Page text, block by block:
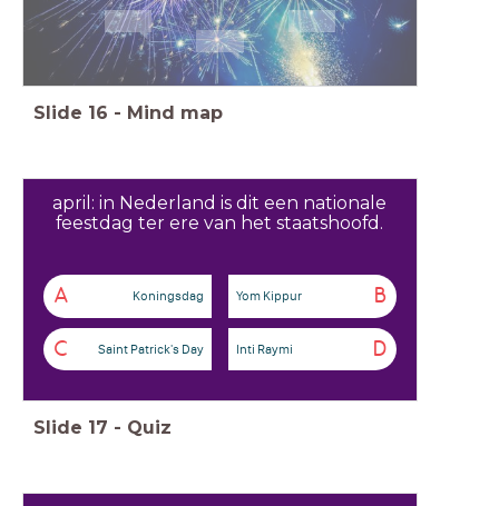
Slide 16 - Mind map
april: in Nederland is dit een nationale
feestdag ter ere van het staatshoofd.
A Koningsdag B
Yom Kippur
C Saint Patrick's Day D
Inti Raymi
Slide 17 - Quiz